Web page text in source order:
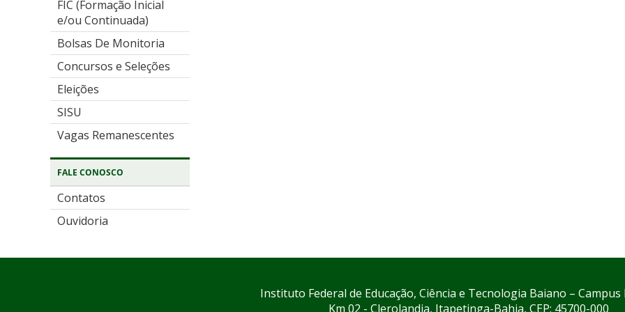
FIC (Formação Inicial
e/ou Continuada)
Bolsas De Monitoria
Concursos e Seleções
Eleições
SISU
Vagas Remanescentes
FALE CONOSCO
Contatos
Ouvidoria
Instituto Federal de Educação, Ciência e Tecnologia Baiano –
Km 02 - Clerolandia, Itapetinga-Bahia, CEP: 45700-000